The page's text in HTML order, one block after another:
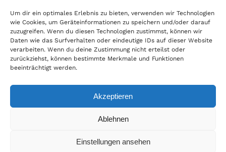
Um dir ein optimales Erlebnis zu bieten, verwenden wir Technologien
wie Cookies, um Geräteinformationen zu speichern und/oder darauf
zuzugreifen. Wenn du diesen Technologien zustimmst, können wir
Daten wie das Surfverhalten oder eindeutige IDs auf dieser Website
verarbeiten. Wenn du deine Zustimmung nicht erteilst oder
zurückziehst, können bestimmte Merkmale und Funktionen
beeinträchtigt werden.
Akzeptieren
Ablehnen
Einstellungen ansehen
erfolgreichen E-Commerce ein. Auch wir sind wie
viele Onlineshops im Netz Mitglied im Händlerbund
und unterstützen fairen Onlinehandel.
© Copyright 2026 | World of Coins |Impressum|Datenschutz|Cookie
|Zahlung & Versand